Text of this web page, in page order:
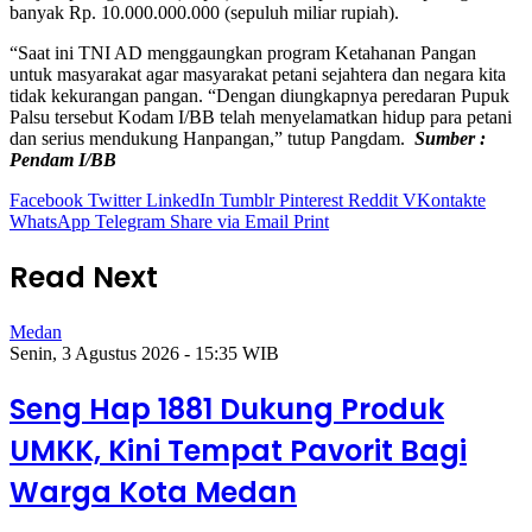
banyak Rp. 10.000.000.000 (sepuluh miliar rupiah).
“Saat ini TNI AD menggaungkan program Ketahanan Pangan
untuk masyarakat agar masyarakat petani sejahtera dan negara kita
tidak kekurangan pangan. “Dengan diungkapnya peredaran Pupuk
Palsu tersebut Kodam I/BB telah menyelamatkan hidup para petani
dan serius mendukung Hanpangan,” tutup Pangdam. Sumber :
Pendam I/BB
Facebook Twitter LinkedIn Tumblr Pinterest Reddit VKontakte
WhatsApp Telegram Share via Email Print
Read Next
Medan
Senin, 3 Agustus 2026 - 15:35 WIB
Seng Hap 1881 Dukung Produk
UMKK, Kini Tempat Pavorit Bagi
Warga Kota Medan